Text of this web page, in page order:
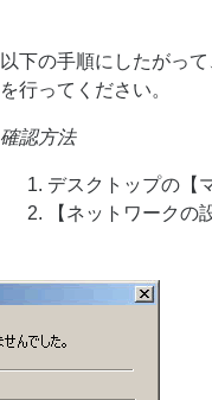
以下の手順にしたがっ
を行ってください。
確認方法
デスクトップの【
【ネットワーク